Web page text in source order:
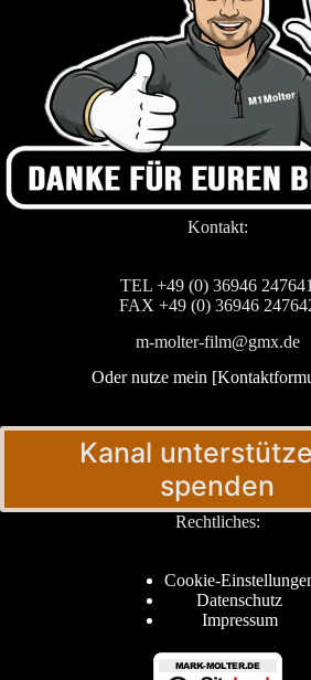
Kontakt:
TEL +49 (0) 36946 247641
FAX +49 (0) 36946
m-molter-film@gmx.de
Oder nutze mein
Kanal
spenden
Rechtliches:
Cookie-
Datenschutz
Impressum